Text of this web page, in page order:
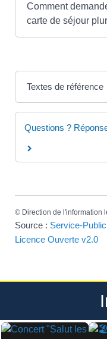
Comment
carte de séjour
Textes de référence
Questions ?
© Direction de l'information
Source : Service-
Licence Ouverte v2.0